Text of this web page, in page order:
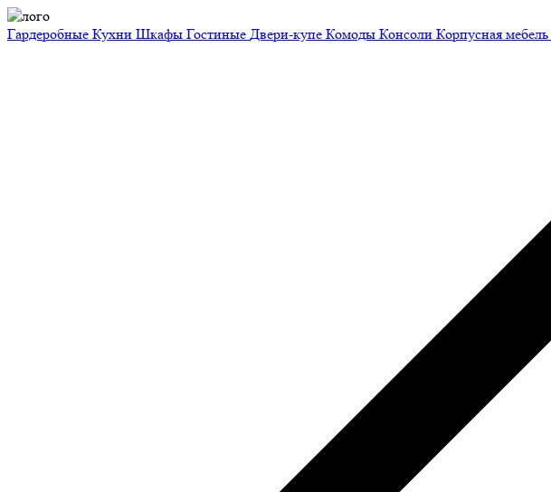
Гардеробные Кухни Шкафы Гостиные Двери-купе Комоды Консоли Корпусная мебель